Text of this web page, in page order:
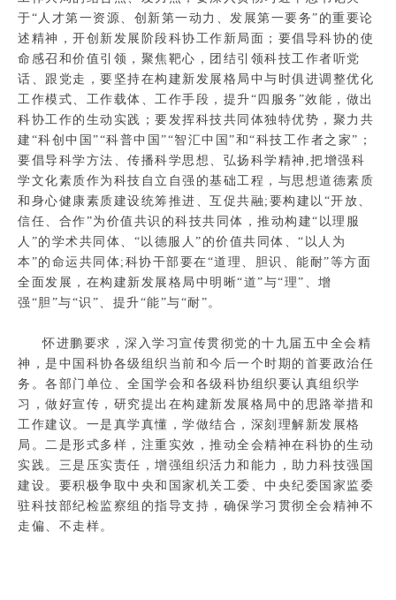
于“人才第一资源、创新第一动力、发展第一要务”的重要论
述精神，开创新发展阶段科协工作新局面；要倡导科协的使
命感召和价值引领，聚焦靶心，团结引领科技工作者听党
话、跟党走，要坚持在构建新发展格局中与时俱进调整优化
工作模式、工作载体、工作手段，提升“四服务”效能，做出
科协工作的生动实践；要发挥科技共同体独特优势，聚力共
建“科创中国”“科普中国”“智汇中国”和“科技工作者之家”；
要倡导科学方法、传播科学思想、弘扬科学精神,把增强科
学文化素质作为科技自立自强的基础工程，与思想道德素质
和身心健康素质建设统筹推进、互促共融;要构建以“开放、
信任、合作”为价值共识的科技共同体，推动构建“以理服
人”的学术共同体、“以德服人”的价值共同体、“以人为
本”的命运共同体;科协干部要在“道理、胆识、能耐”等方面
全面发展，在构建新发展格局中明晰“道”与“理”、增
强“胆”与“识”、提升“能”与“耐”。
怀进鹏要求，深入学习宣传贯彻党的十九届五中全会精
神，是中国科协各级组织当前和今后一个时期的首要政治任
务。各部门单位、全国学会和各级科协组织要认真组织学
习，做好宣传，研究提出在构建新发展格局中的思路举措和
工作建议。一是真学真懂，学做结合，深刻理解新发展格
局。二是形式多样，注重实效，推动全会精神在科协的生动
实践。三是压实责任，增强组织活力和能力，助力科技强国
建设。要积极争取中央和国家机关工委、中央纪委国家监委
驻科技部纪检监察组的指导支持，确保学习贯彻全会精神不
走偏、不走样。